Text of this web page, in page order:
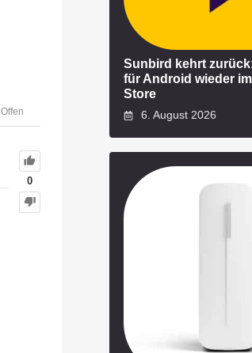
Offen
0
Sunbird kehrt
für Android wieder
Store
6. August 2026